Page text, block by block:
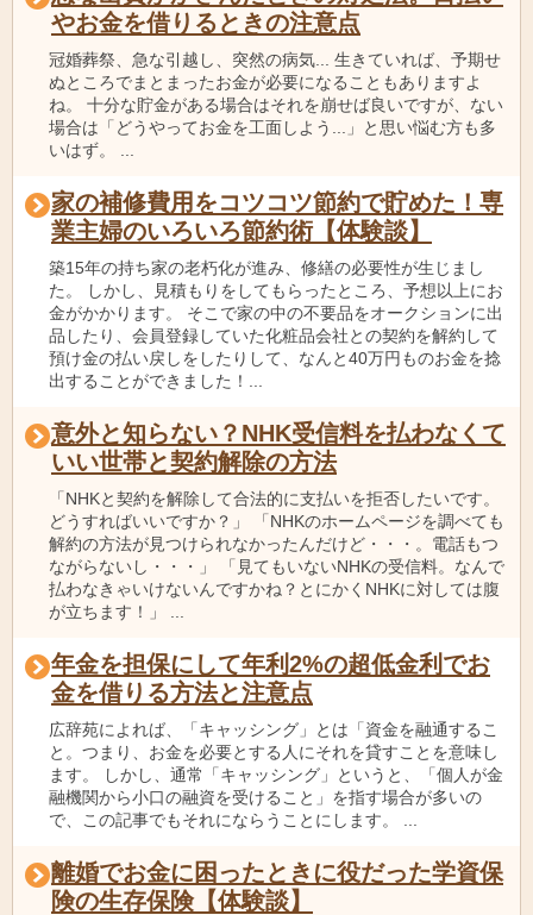
やお金を借りるときの注意点
冠婚葬祭、急な引越し、突然の病気... 生きていれば、予期せ
ぬところでまとまったお金が必要になることもありますよ
ね。 十分な貯金がある場合はそれを崩せば良いですが、ない
場合は「どうやってお金を工面しよう...」と思い悩む方も多
いはず。 ...
家の補修費用をコツコツ節約で貯めた！専
業主婦のいろいろ節約術【体験談】
築15年の持ち家の老朽化が進み、修繕の必要性が生じまし
た。 しかし、見積もりをしてもらったところ、予想以上にお
金がかかります。 そこで家の中の不要品をオークションに出
品したり、会員登録していた化粧品会社との契約を解約して
預け金の払い戻しをしたりして、なんと40万円ものお金を捻
出することができました！...
意外と知らない？NHK受信料を払わなくて
いい世帯と契約解除の方法
「NHKと契約を解除して合法的に支払いを拒否したいです。
どうすればいいですか？」 「NHKのホームページを調べても
解約の方法が見つけられなかったんだけど・・・。電話もつ
ながらないし・・・」 「見てもいないNHKの受信料。なんで
払わなきゃいけないんですかね？とにかくNHKに対しては腹
が立ちます！」 ...
年金を担保にして年利2%の超低金利でお
金を借りる方法と注意点
広辞苑によれば、「キャッシング」とは「資金を融通するこ
と。つまり、お金を必要とする人にそれを貸すことを意味し
ます。 しかし、通常「キャッシング」というと、「個人が金
融機関から小口の融資を受けること」を指す場合が多いの
で、この記事でもそれにならうことにします。 ...
離婚でお金に困ったときに役だった学資保
険の生存保険【体験談】